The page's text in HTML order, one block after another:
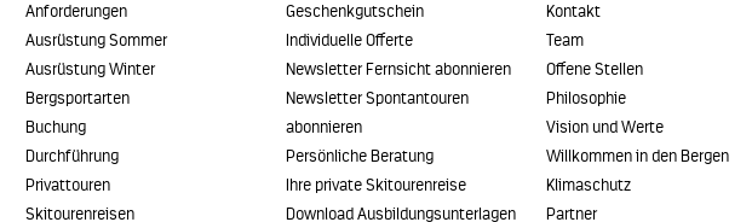
Anforderungen
Ausrüstung Sommer
Ausrüstung Winter
Bergsportarten
Buchung
Durchführung
Privattouren
Skitourenreisen
Geschenkgutschein
Individuelle Offerte
Newsletter Fernsicht abonnieren
Newsletter Spontantouren
abonnieren
Persönliche Beratung
Ihre private Skitourenreise
Download Ausbildungsunterlagen
Kontakt
Team
Offene Stellen
Philosophie
Vision und Werte
Willkommen in den Bergen
Klimaschutz
Partner